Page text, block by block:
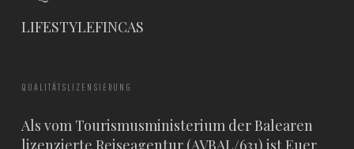
LIFESTYLEFINCAS
QUALITÄTSLIZENSIERUNG
Als vom Tourismusministerium der Balearen
lizenzierte Reiseagentur (AVBAL/631) ist Euer